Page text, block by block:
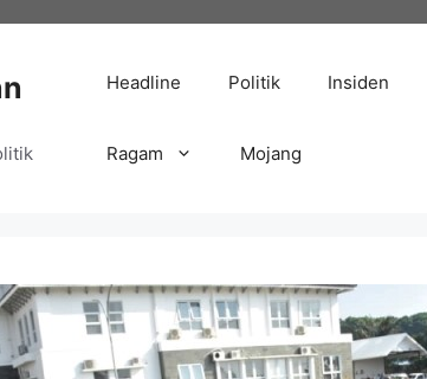
Headline Politik Insiden
Ragam Mojang